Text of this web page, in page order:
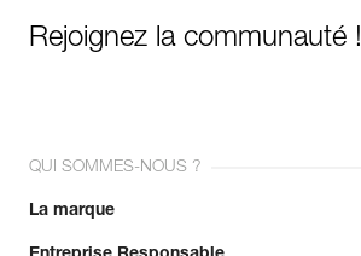
Rejoignez la communauté !
QUI SOMMES-NOUS ?
La marque